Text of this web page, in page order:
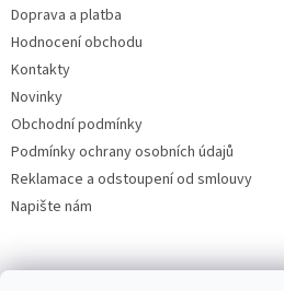
Doprava a platba
Hodnocení obchodu
Kontakty
Novinky
Obchodní podmínky
Podmínky ochrany osobních údajů
Reklamace a odstoupení od smlouvy
Napište nám